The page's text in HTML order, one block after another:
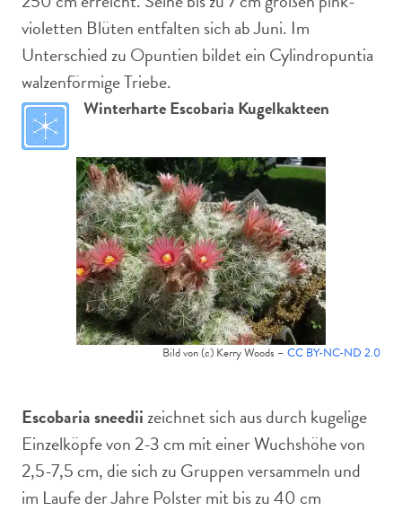
violetten Blüten entfalten sich ab Juni. Im
Unterschied zu Opuntien bildet ein Cylindropuntia
walzenförmige Triebe.
Winterharte Escobaria Kugelkakteen
Bild von (c) Kerry Woods – CC BY-NC-ND 2.0
Escobaria sneediizeichnet sich aus durch kugelige
Einzelköpfe von 2-3 cm mit einer Wuchshöhe von
2,5-7,5 cm, die sich zu Gruppen versammeln und
im Laufe der Jahre Polster mit bis zu 40 cm